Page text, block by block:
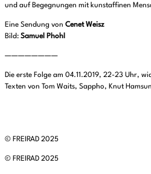
und auf Begegnungen mit kunstaffinen
Eine Sendung von Cenet Weisz
Bild: Samuel Phohl
————————
Die erste Folge am 04.11.2019, 22-23 Uhr,
Texten von Tom Waits, Sappho, Knut
© FREIRAD 2025
© FREIRAD 2025